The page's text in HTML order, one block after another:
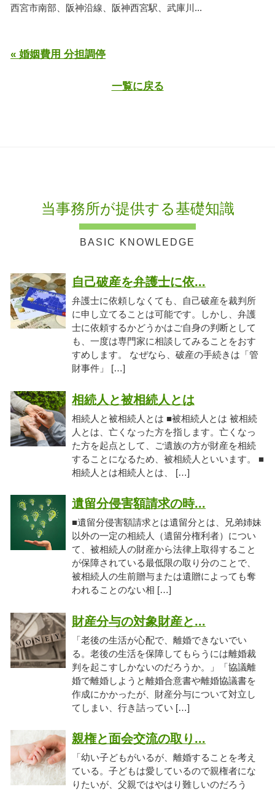
西宮市南部、阪神沿線、阪神西宮駅、武庫川...
« 婚姻費用 分担調停
一覧に戻る
当事務所が提供する基礎知識
自己破産を弁護士に依...
弁護士に依頼しなくても、自己破産を裁判所
に申し立てることは可能です。しかし、弁護
士に依頼するかどうかはご自身の判断として
も、一度は専門家に相談してみることをおす
すめします。 なぜなら、破産の手続きは「管
財事件」 […]
相続人と被相続人とは
相続人と被相続人とは ■被相続人とは 被相続
人とは、亡くなった方を指します。亡くなっ
た方を起点として、ご遺族の方が財産を相続
することになるため、被相続人といいます。 ■
相続人とは相続人とは、 […]
遺留分侵害額請求の時...
■遺留分侵害額請求とは遺留分とは、兄弟姉妹
以外の一定の相続人（遺留分権利者）につい
て、被相続人の財産から法律上取得すること
が保障されている最低限の取り分のことで、
被相続人の生前贈与または遺贈によっても奪
われることのない相 […]
財産分与の対象財産と...
「老後の生活が心配で、離婚できないでい
る。老後の生活を保障してもらうには離婚裁
判を起こすしかないのだろうか。」「協議離
婚で離婚しようと離婚合意書や離婚協議書を
作成にかかったが、財産分与について対立し
てしまい、行き詰ってい […]
親権と面会交流の取り...
「幼い子どもがいるが、離婚することを考え
ている。子どもは愛しているので親権者にな
りたいが、父親ではやはり難しいのだろう